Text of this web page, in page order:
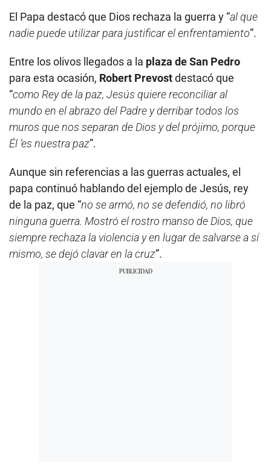
El Papa destacó que Dios rechaza la guerra y “al que
nadie puede utilizar para justificar el enfrentamiento”.
Entre los olivos llegados a la plaza de San Pedro
para esta ocasión, Robert Prevostdestacó que
“como Rey de la paz, Jesús quiere reconciliar al
mundo en el abrazo del Padre y derribar todos los
muros que nos separan de Dios y del prójimo, porque
Él ‘es nuestra paz”.
Aunque sin referencias a las guerras actuales, el
papa continuó hablando del ejemplo de Jesús, rey
de la paz, que “no se armó, no se defendió, no libró
ninguna guerra. Mostró el rostro manso de Dios, que
siempre rechaza la violencia y en lugar de salvarse a sí
mismo, se dejó clavar en la cruz”.